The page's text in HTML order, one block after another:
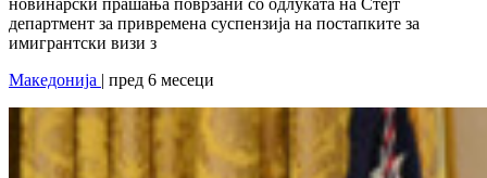
новинарски прашања поврзани со одлуката на Стејт
департмент за привремена суспензија на постапките за
имигрантски визи з
Македонија | пред 6 месеци